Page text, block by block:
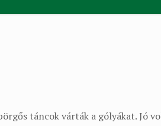
táncok várták a gólyákat. Jó